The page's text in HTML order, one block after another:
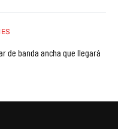
de banda ancha que llegará